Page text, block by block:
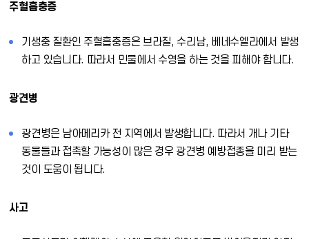
주혈흡충증
기생충 질환인 주혈흡충증은 브라질, 수리남, 베네수엘라에서 발생
하고 있습니다. 따라서 민물에서 수영을 하는 것을 피해야 합니다.
광견병
광견병은 남아메리카 전 지역에서 발생합니다. 따라서 개나 기타
동물들과 접촉할 가능성이 많은 경우 광견병 예방접종을 미리 받는
것이 도움이 됩니다.
사고